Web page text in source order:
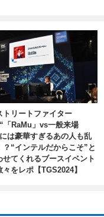
トリートファイター
「RaMu」vs一般来場
は豪華すぎるあの人も乱
？“インテルだからこそ”と
せてくれるブースイベント
々をレポ【TGS2024】